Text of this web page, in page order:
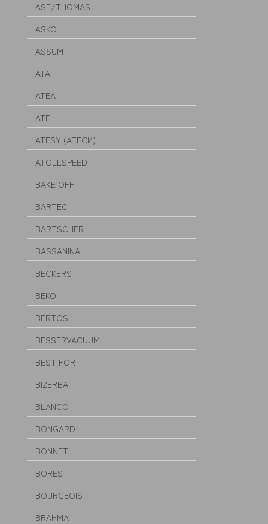
ASF/THOMAS
ASKO
ASSUM
ATA
ATEA
ATEL
ATESY (АТЕСИ)
ATOLLSPEED
BAKE OFF
BARTEC
BARTSCHER
BASSANINA
BECKERS
BEKO
BERTOS
BESSERVACUUM
BEST FOR
BIZERBA
BLANCO
BONGARD
BONNET
BORES
BOURGEOIS
BRAHMA